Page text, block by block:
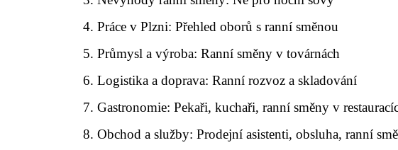
Práce v Plzni: Přehled oborů s ranní směnou
Průmysl a výroba: Ranní směny v továrnách
Logistika a doprava: Ranní rozvoz a skladování
Gastronomie: Pekaři, kuchaři, ranní směny v
Obchod a služby: Prodejní asistenti, obsluha, ranní